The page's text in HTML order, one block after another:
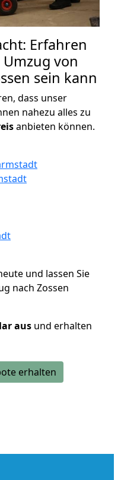
Erfahren
von
sein kann
dass unser
nahezu alles zu
anbieten können.
und lassen Sie
nach Zossen
aus und erhalten
erhalten